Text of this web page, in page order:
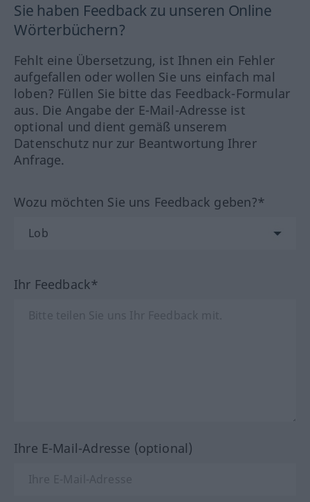
Sie haben Feedback zu unseren Online
Wörterbüchern?
Fehlt eine Übersetzung, ist Ihnen ein Fehler
aufgefallen oder wollen Sie uns einfach mal
loben? Füllen Sie bitte das Feedback-Formular
aus. Die Angabe der E-Mail-Adresse ist
optional und dient gemäß unserem
Datenschutz nur zur Beantwortung Ihrer
Anfrage.
Wozu möchten Sie uns Feedback geben?*
Ihr Feedback*
Ihre E-Mail-Adresse (optional)